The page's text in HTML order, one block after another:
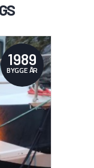
1989
BYGGE ÅR